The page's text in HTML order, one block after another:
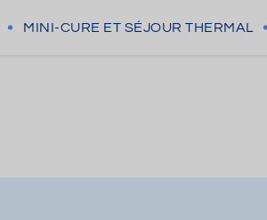
MINI-CURE ET SÉJOUR THERMAL